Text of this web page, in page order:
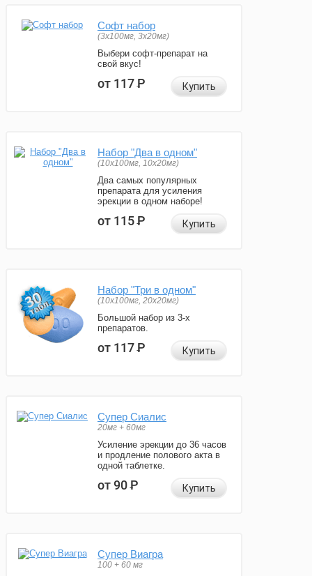
Софт набор
(3x100мг, 3x20мг)
Выбери софт-препарат на
свой вкус!
от 117Р Купить
Набор "Два в одном"
(10x100мг, 10x20мг)
Два самых популярных
препарата для усиления
эрекции в одном наборе!
от 115Р Купить
Набор "Три в одном"
(10x100мг, 20x20мг)
Большой набор из 3-х
препаратов.
от 117Р Купить
Супер Сиалис
20мг + 60мг
Усиление эрекции до 36 часов
и продление полового акта в
одной таблетке.
от 90Р Купить
Супер Виагра
100 + 60 мг